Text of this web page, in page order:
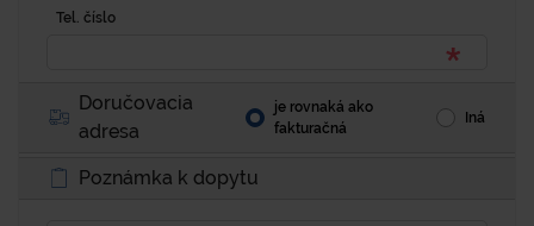
Tel. číslo
Doručovacia
adresa
je rovnaká ako
fakturačná
Iná
Poznámka k dopytu